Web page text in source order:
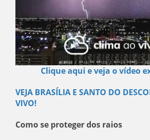
Clique aqui e veja o vídeo
VEJA BRASÍLIA E SANTO DO
VIVO!
Como se proteger dos raios